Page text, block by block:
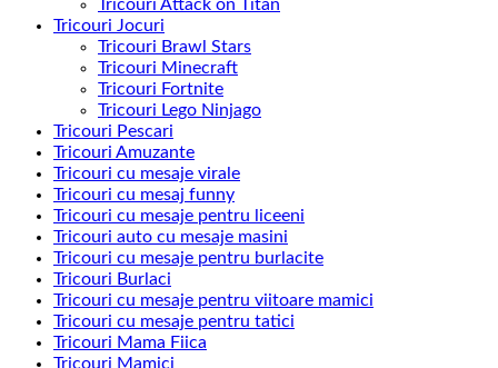
Tricouri Attack on Titan
Tricouri Jocuri
Tricouri Brawl Stars
Tricouri Minecraft
Tricouri Fortnite
Tricouri Lego Ninjago
Tricouri Pescari
Tricouri Amuzante
Tricouri cu mesaje virale
Tricouri cu mesaj funny
Tricouri cu mesaje pentru liceeni
Tricouri auto cu mesaje masini
Tricouri cu mesaje pentru burlacite
Tricouri Burlaci
Tricouri cu mesaje pentru viitoare mamici
Tricouri cu mesaje pentru tatici
Tricouri Mama Fiica
Tricouri Mamici